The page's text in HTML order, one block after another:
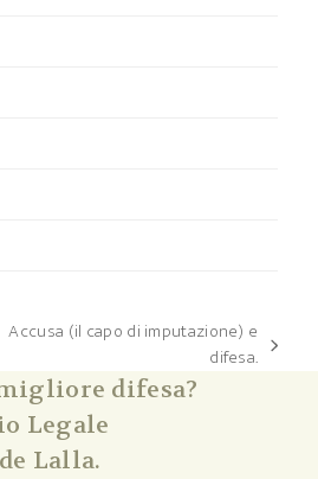
Accusa (il capo di imputazione) e
difesa.
difesa?
Legale
Lalla.